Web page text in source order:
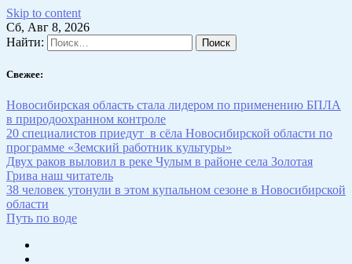
Skip to content
Сб, Авг 8, 2026
Найти:
Свежее:
Новосибирская область стала лидером по применению БПЛА
в природоохранном контроле
20 специалистов приедут в сёла Новосибирской области по
программе «Земский работник культуры»
Двух раков выловил в реке Чулым в районе села Золотая
Грива наш читатель
38 человек утонули в этом купальном сезоне в Новосибирской
области
Путь по воде